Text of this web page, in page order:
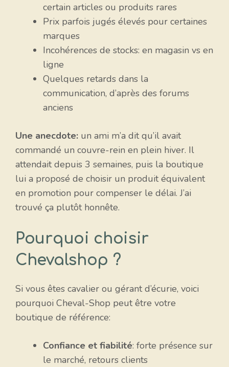
certain articles ou produits rares
Prix parfois jugés élevés pour certaines
marques
Incohérences de stocks: en magasin vs en
ligne
Quelques retards dans la
communication, d’après des forums
anciens
Une anecdote: un ami m’a dit qu’il avait
commandé un couvre-rein en plein hiver. Il
attendait depuis 3 semaines, puis la boutique
lui a proposé de choisir un produit équivalent
en promotion pour compenser le délai. J’ai
trouvé ça plutôt honnête.
Pourquoi choisir
Chevalshop ?
Si vous êtes cavalier ou gérant d’écurie, voici
pourquoi Cheval-Shop peut être votre
boutique de référence:
Confiance et fiabilité: forte présence sur
le marché, retours clients